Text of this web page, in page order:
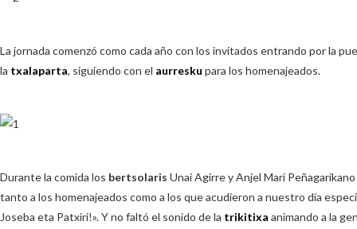
La jornada comenzó como cada año con los invitados entrando por la
la txalaparta, siguiendo con el aurresku para los homenajeados.
Durante la comida los bertsolaris Unai Agirre y Anjel Mari
tanto a los homenajeados como a los que acudieron a nuestro día
Joseba eta Patxiri!». Y no faltó el sonido de la trikitixa animando a la